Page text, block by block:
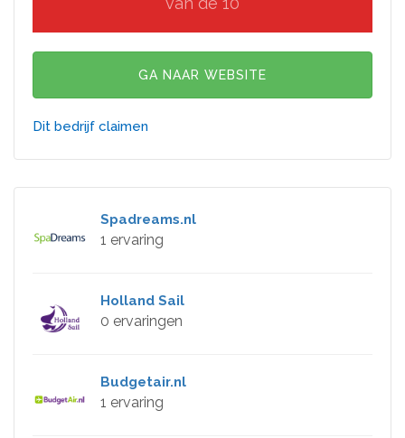
GA NAAR WEBSITE
Dit bedrijf claimen
Spadreams.nl
1 ervaring
Holland Sail
0 ervaringen
Budgetair.nl
1 ervaring